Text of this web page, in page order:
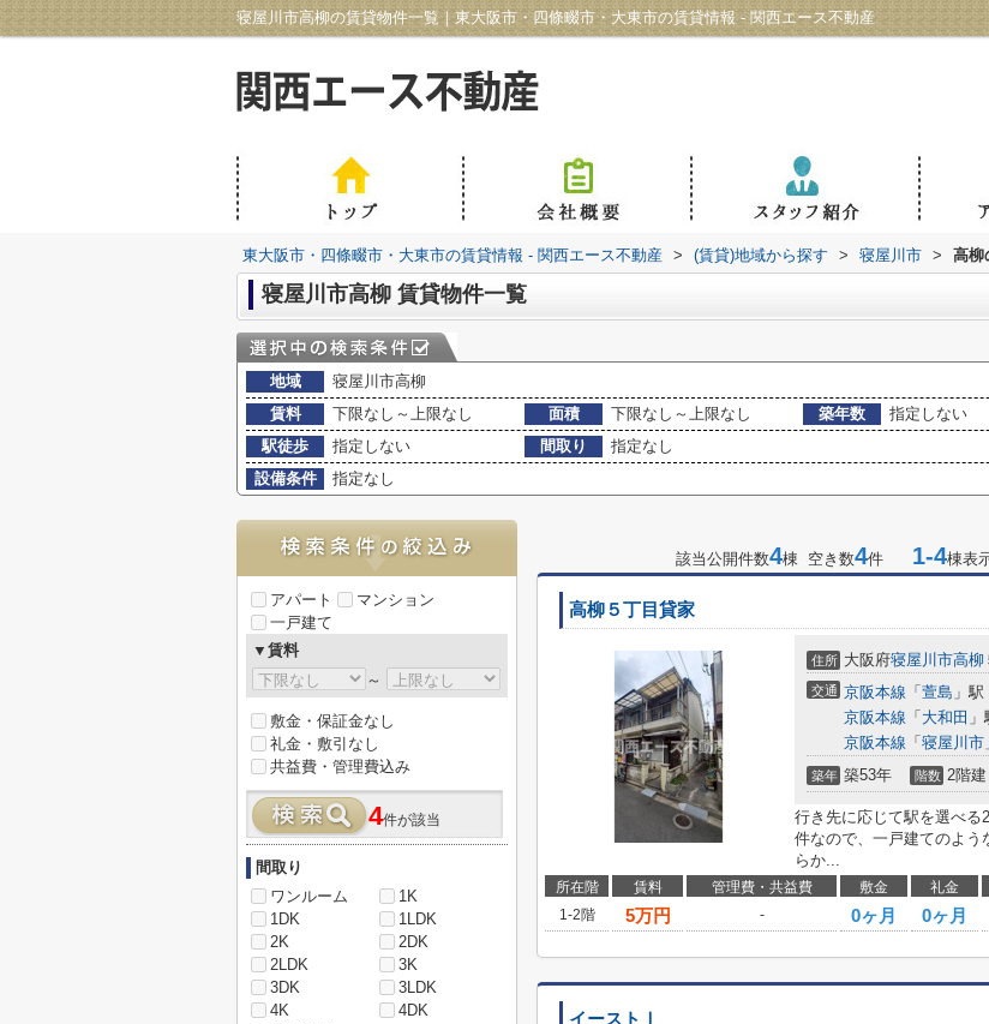
寝屋川市高柳の賃貸物件一覧｜東大阪市・四條畷市・大東市の賃貸情報 - 関西エース不動産
東大阪市・四條畷市・大東市の賃貸情報 - 関西エース不動産 > (賃貸)地域から探す > 寝屋川市 > 高柳
寝屋川市高柳 賃貸物件一覧
地域
寝屋川市高柳
賃料
下限なし～上限なし 面積 下限なし～上限なし 築年数
指定しない
駅徒歩
指定しない 間取り
指定なし
設備条件
指定なし
該当公開件数4棟 空き数4件 1-4棟表
高柳５丁目貸家
住所 大阪府寝屋川市高柳
交通 京阪本線 「 萱島 」
京阪本線 「 大和田
京阪本線 「 寝屋川市
築年 築53年 階数 2階建
行き先に応じて駅を選べる
件なので、一戸建てのよう
らか...
所在階 賃料 管理費・共益費 敷金 礼金
1-2階
5万円 - 0ヶ月 0ヶ月
イーストⅠ
アパート
マンション
一戸建て
▼賃料
～
敷金・保証金なし
礼金・敷引なし
共益費・管理費込み
4件が該当
間取り
ワンルーム
1K
1DK
1LDK
2K
2DK
2LDK
3K
3DK
3LDK
4K
4DK